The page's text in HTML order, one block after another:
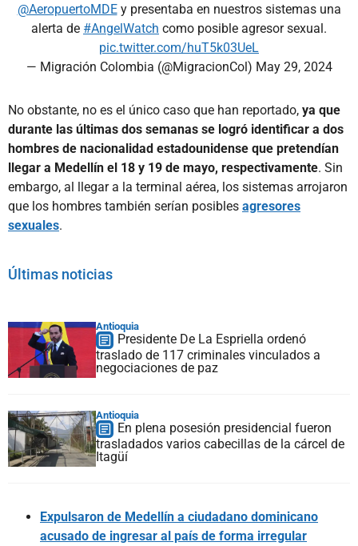
@AeropuertoMDEy presentaba en nuestros sistemas una
alerta de #AngelWatch como posible agresor sexual.
pic.twitter.com/huT5k03UeL
— Migración Colombia (@MigracionCol) May 29, 2024
No obstante, no es el único caso que han reportado, ya que
durante las últimas dos semanas se logró identificar a dos
hombres de nacionalidad estadounidense que pretendían
llegar a Medellín el 18 y 19 de mayo, respectivamente. Sin
embargo, al llegar a la terminal aérea, los sistemas arrojaron
que los hombres también serían posibles agresores
sexuales.
Últimas noticias
Antioquia
Presidente De La Espriella ordenó
traslado de 117 criminales vinculados a
negociaciones de paz
Antioquia
En plena posesión presidencial fueron
trasladados varios cabecillas de la cárcel de
Itagüí
Expulsaron de Medellín a ciudadano dominicano
acusado de ingresar al país de forma irregular